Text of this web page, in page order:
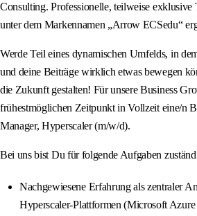
Consulting. Professionelle, teilweise exklusive
unter dem Markennamen „Arrow ECSedu“
Werde Teil eines dynamischen Umfelds, in
und deine Beiträge wirklich etwas bewegen
die Zukunft gestalten! Für unsere Business
frühestmöglichen Zeitpunkt in Vollzeit eine/n
Manager, Hyperscaler (m/w/d).
Bei uns bist Du für folgende Aufgaben
Nachgewiesene Erfahrung als zentraler
Hyperscaler-Plattformen (Microsoft